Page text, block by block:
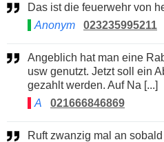
Das ist die feuerwehr von
Anonym
023235995211
Angeblich hat man eine Rabataktion bei rewe, edeeka
usw genutzt. Jetzt soll ein
gezahlt werden. Auf Na [...]
A
021666846869
Ruft zwanzig mal an